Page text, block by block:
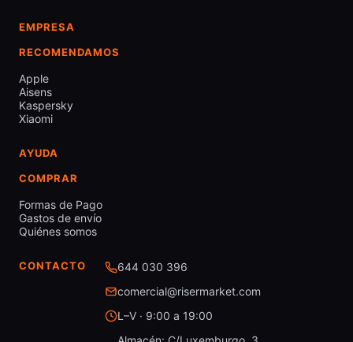
EMPRESA
RECOMENDAMOS
Apple
Aisens
Kaspersky
Xiaomi
AYUDA
COMPRAR
Formas de Pago
Gastos de envío
Quiénes somos
CONTACTO
644 030 396
comercial@risermarket.com
L–V · 9:00 a 19:00